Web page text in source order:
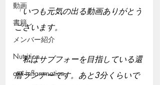
動画
書籍
メンバー紹介
Nutrition
anti-inflammation
「いつも元気の出る動画ありがとう
ございます。
私はサブフォーを目指している還
暦ランナーです。あと3分くらいで